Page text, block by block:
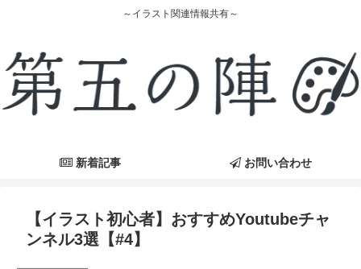
～イラスト関連情報共有～
新着記事 お問い合わせ
【イラスト初心者】おすすめYoutubeチャ
ンネル3選【#4】